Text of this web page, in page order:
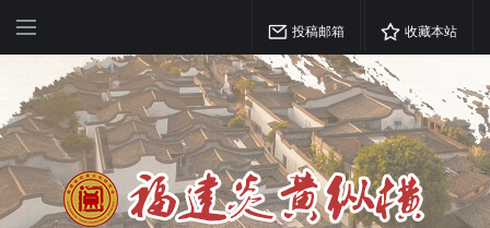
投稿邮箱 收藏本站